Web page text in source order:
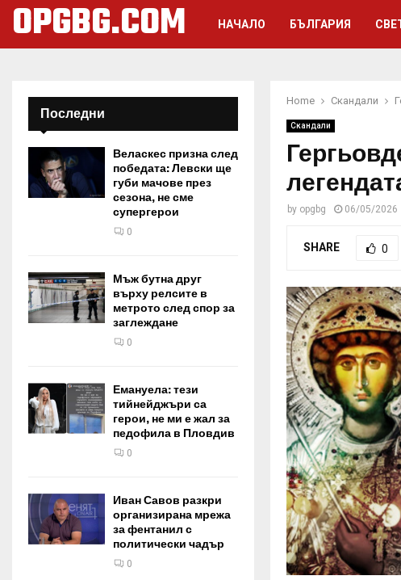
OPGBG.COM НАЧАЛО БЪЛГАРИЯ
Home Скандали
Скандали
by opgbg 06/05/2026
SHARE 0
Последни
Веласкес призна след
победата: Левски ще
губи мачове през
сезона, не сме
супергерои
0
Мъж бутна друг
върху релсите в
метрото след спор за
заглеждане
0
Емануела: тези
тийнейджъри са
герои, не ми е жал за
педофила в Пловдив
0
Иван Савов разкри
организирана мрежа
за фентанил с
политически чадър
0